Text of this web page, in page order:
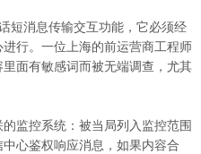
短消息传输交互功能，它必须经
行。一位上海的前运营商工程师
面有敏感词而被无端调查，尤其
监控系统：被当局列入监控范围
心鉴权响应消息，如果内容合